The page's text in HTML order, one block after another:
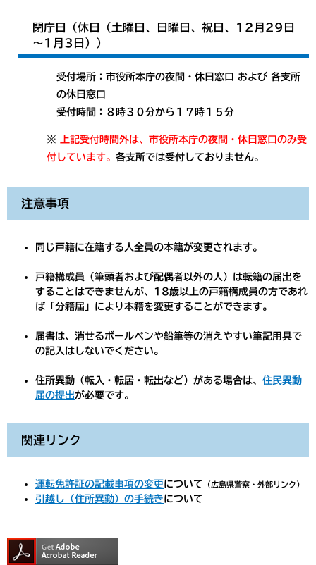
閉庁日（休日（土曜日、日曜日、祝日、12月29日
～1月3日））
​受付場所：市役所本庁の夜間・休日窓口 および 各支所
の休日窓口
受付時間：８時３０分から１７時１５分
※
上記受付時間外は、市役所本庁の夜間・休日窓口のみ受
付しています。 各支所では受付しておりません。
注意事項
同じ戸籍に在籍する人全員の本籍が変更されます。
戸籍構成員（筆頭者および配偶者以外の人）は転籍の届出を
することはできませんが、18歳以上の戸籍構成員の方であれ
ば「分籍届」により本籍を変更することができます。
届書は、消せるボールペンや鉛筆等の消えやすい筆記用具で
の記入はしないでください。
住所異動（転入・転居・転出など）がある場合は、 住民異動
届の提出が必要です。
関連リンク
運転免許証の記載事項の変更について （広島県警察・外部リンク）
引越し（住所異動）の手続きについて